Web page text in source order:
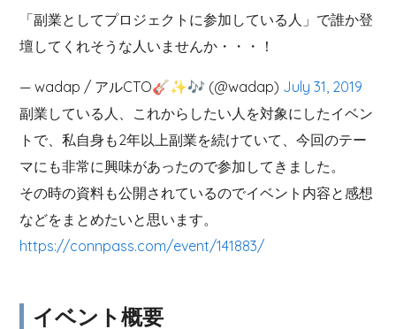
「副業としてプロジェクトに参加している人」で誰か登
壇してくれそうな人いませんか・・・！
— wadap / アルCTO🎸✨🎶 (@wadap) July 31, 2019
副業している人、これからしたい人を対象にしたイベン
トで、私自身も2年以上副業を続けていて、今回のテー
マにも非常に興味があったので参加してきました。
その時の資料も公開されているのでイベント内容と感想
などをまとめたいと思います。
https://connpass.com/event/141883/
イベント概要